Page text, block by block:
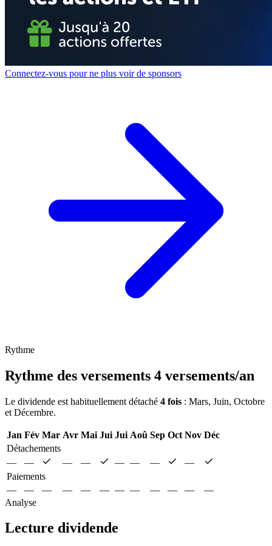
Connectez-vous pour ne plus voir de sponsors
Rythme
Rythme des versements 4 versements/an
Le dividende est habituellement détaché 4 fois : Mars, Juin, Octobre
et Décembre.
Jan Fév Mar Avr Mai Jui Jui Aoû Sep Oct Nov Déc
Détachements
—
— — — — — —
—
Paiements
—
— — — — — — — — — —
—
Analyse
Lecture dividende